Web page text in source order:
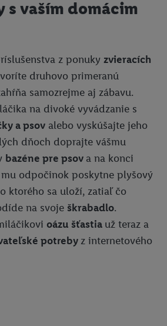
s vaším domácim
z ponuky zvieracích
druhovo primeranú
samozrejme aj zábavu.
na divoké vyvádzanie s
a psov alebo vyskúšajte jeho
dňoch doprajte vášmu
bazéne pre psov a na konci
odpočinok poskytne plyšový
ktorého sa uloží, zatiaľ čo
na svoje škrabadlo.
oázu šťastia už teraz a
potreby z internetového